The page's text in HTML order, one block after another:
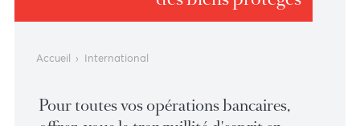
Accueil International